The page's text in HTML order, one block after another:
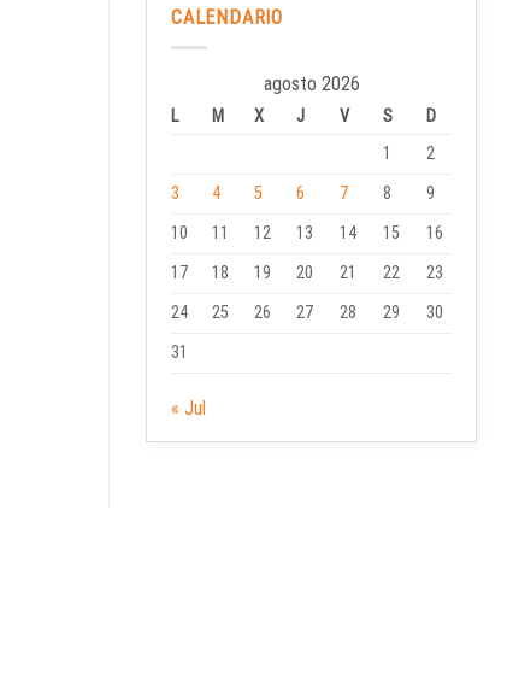
CALENDARIO
agosto 2026
L M X J V S
D
1
2
3
4 5 6 7 8
9
10
11 12 13 14 15
16
17
18 19 20 21 22
23
24
25 26 27 28 29
30
31
« Jul